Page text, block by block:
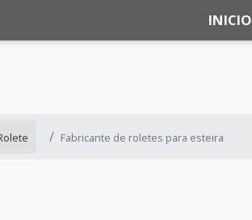
INICIO
Fabricante de roletes para esteira